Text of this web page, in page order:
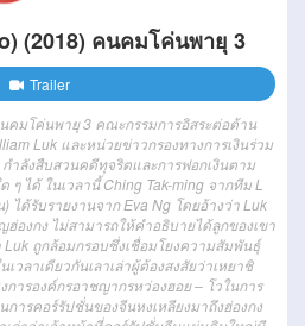
(2018) คนคมโค่นพายุ 3
Trailer
คมโค่นพายุ 3 คณะกรรมการอิสระต่อต้าน
Luk และหน่วยข่าวกรองทางการเงินร่วม
ำลังสืบสวนคดีทุจริตและการฟอกเงินตาม
ได้ ในเวลานี้ Ching Tak-ming จากทีม L
ได้รับรายงานจาก Eva Ng โดยอ้างว่า Luk
องกง ไม่สามารถให้คำอธิบายได้ลูกของเขา
ถูกล้อมกรอบซึ่งเชื่อมโยงความสัมพันธุ์
วลาเดียวกันเลาเล่าผู้ต้องสงสัยว่าเหยาชิ
ารองค์กรอาชญากรหว่องฮอย – โวในการ
ารคอร์รัปชั่นของจีนหงเหลียงมาถึงฮ่องกง